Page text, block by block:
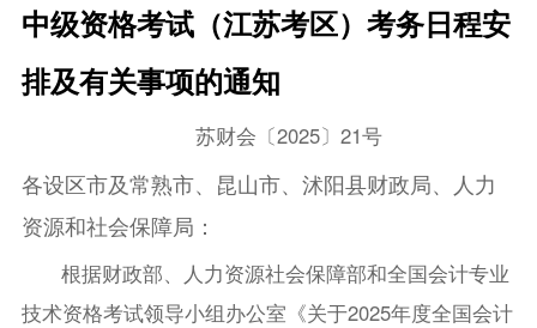
中级资格考试（江苏考区）考务日程安
排及有关事项的通知
苏财会〔2025〕21号
各设区市及常熟市、昆山市、沭阳县财政局、人力
资源和社会保障局：
根据财政部、人力资源社会保障部和全国会计专业
技术资格考试领导小组办公室《关于2025年度全国会计